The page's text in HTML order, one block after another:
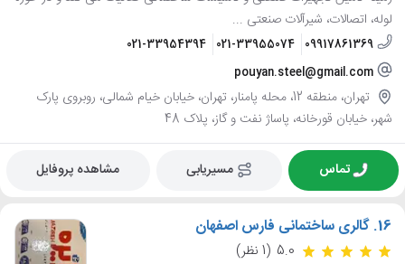
لوله، اتصالات، شیرآلات صنعتی ...
09917861369
021-33955074
021-33954394
pouyan.steel@gmail.com
تهران، منطقه 12، محله پامنار، تهران، خیابان خیام شمالی، روبروی پارک
شهر، خیابان قورخانه، پاساژ نفت و گاز، پلاک 48
تماس مسیریابی مشاهده پروفایل
16. گالری ساختمانی فارس اصفهان
5.0 (1 نظر)